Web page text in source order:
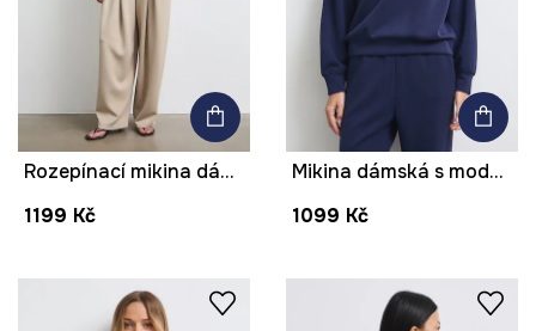
Rozepínací mikina dámská s modalem hladká
1199 Kč
Mikina dámská s modalem hladká
1099 Kč